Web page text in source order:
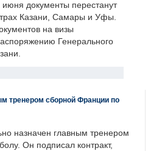
июня документы перестанут
Казани, Самары и Уфы.
на визы
Генерального
тренером сборной Франции по
назначен главным тренером
Он подписал контракт,